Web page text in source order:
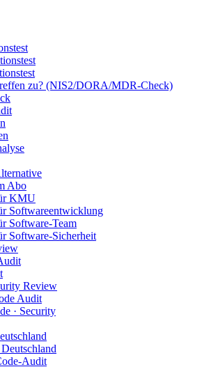
zu? (NIS2/DORA/MDR-Check)
Abo
KMU
Softwareentwicklung
Software-Team
Software-Sicherheit
Review
Audit
· Security
Audit